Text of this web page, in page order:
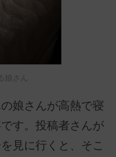
娘さん
娘さんが高熱で寝
す。投稿者さんが
見に行くと、そこ